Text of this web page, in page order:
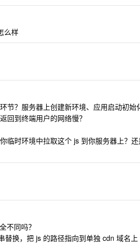
么样
节？服务器上创建新环境、应用启动初
回到终端用户的网络慢？
临时环境中拉取这个 js 到你服务器上？
不同吗？
换，把 js 的路径指向到单独 cdn 域名上